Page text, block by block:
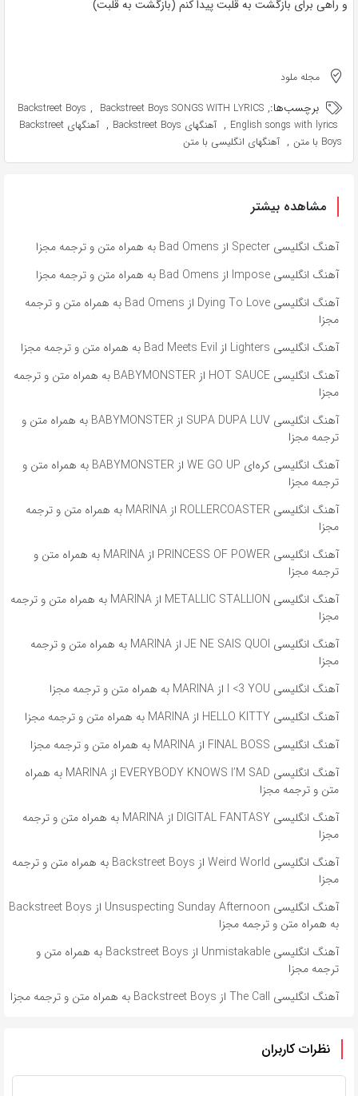
و راهی برای بازگشت به قلبت پیدا کنم (بازگشت به قلبت)
مجله ملود
برچسب‌ها: Backstreet Boys , Backstreet Boys SONGS WITH LYRICS ,
English songs with lyrics
, آهنگهای Backstreet Boys ,
آهنگهای Backstreet
Boys با متن
, آهنگهای انگلیسی با متن
مشاهده بیشتر
آهنگ انگلیسی Specter از Bad Omens به همراه متن و ترجمه مجزا
آهنگ انگلیسی Impose از Bad Omens به همراه متن و ترجمه مجزا
آهنگ انگلیسی Dying To Love از Bad Omens به همراه متن و ترجمه
مجزا
آهنگ انگلیسی Lighters از Bad Meets Evil به همراه متن و ترجمه مجزا
آهنگ انگلیسی HOT SAUCE از BABYMONSTER به همراه متن و ترجمه
مجزا
آهنگ انگلیسی SUPA DUPA LUV از BABYMONSTER به همراه متن و
ترجمه مجزا
آهنگ انگلیسی کره‌ای WE GO UP از BABYMONSTER به همراه متن و
ترجمه مجزا
آهنگ انگلیسی ROLLERCOASTER از MARINA به همراه متن و ترجمه
مجزا
آهنگ انگلیسی PRINCESS OF POWER از MARINA به همراه متن و
ترجمه مجزا
آهنگ انگلیسی METALLIC STALLION از MARINA به همراه متن و ترجمه
مجزا
آهنگ انگلیسی JE NE SAIS QUOI از MARINA به همراه متن و ترجمه
مجزا
آهنگ انگلیسی I <3 YOU از MARINA به همراه متن و ترجمه مجزا
آهنگ انگلیسی HELLO KITTY از MARINA به همراه متن و ترجمه مجزا
آهنگ انگلیسی FINAL BOSS از MARINA به همراه متن و ترجمه مجزا
آهنگ انگلیسی EVERYBODY KNOWS I’M SAD از MARINA به همراه
متن و ترجمه مجزا
آهنگ انگلیسی DIGITAL FANTASY از MARINA به همراه متن و ترجمه
مجزا
آهنگ انگلیسی Weird World از Backstreet Boys به همراه متن و ترجمه
مجزا
آهنگ انگلیسی Unsuspecting Sunday Afternoon از Backstreet Boys
به همراه متن و ترجمه مجزا
آهنگ انگلیسی Unmistakable از Backstreet Boys به همراه متن و
ترجمه مجزا
آهنگ انگلیسی The Call از Backstreet Boys به همراه متن و ترجمه مجزا
نظرات کاربران